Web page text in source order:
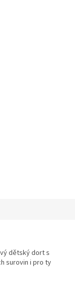
dětský dort s
surovin i pro ty